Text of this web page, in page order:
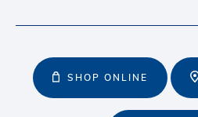
SHOP ONLINE